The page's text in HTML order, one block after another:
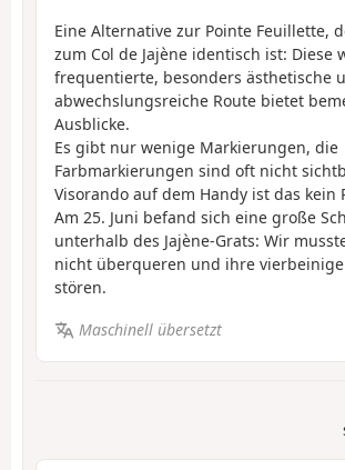
Eine Alternative zur Pointe Feuillette,
zum Col de Jajène identisch ist: Diese
frequentierte, besonders ästhetische
abwechslungsreiche Route bietet
Ausblicke.
Es gibt nur wenige Markierungen, die
Farbmarkierungen sind oft nicht
Visorando auf dem Handy ist das kein
Am 25. Juni befand sich eine große
unterhalb des Jajène-Grats: Wir
nicht überqueren und ihre
stören.
Maschinell übersetzt